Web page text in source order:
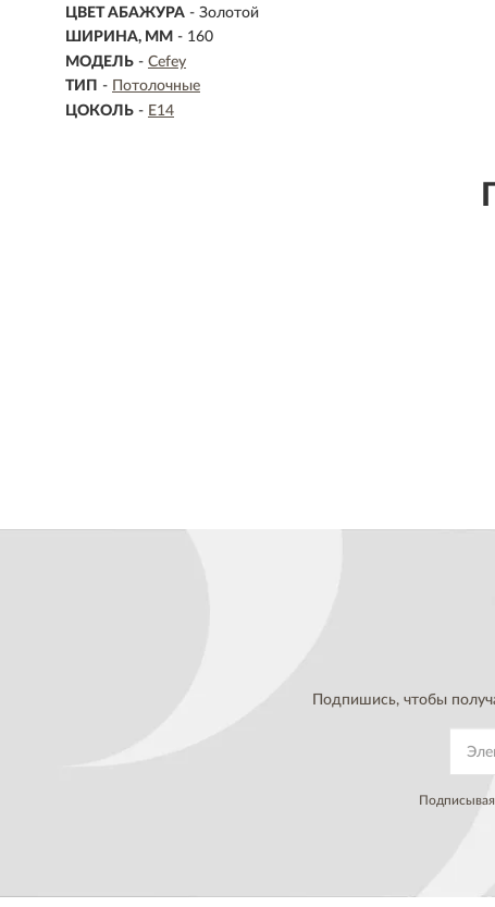
ЦВЕТ АБАЖУРА - Золотой
ШИРИНА, ММ - 160
МОДЕЛЬ - Cefey
ТИП -
Потолочные
ЦОКОЛЬ - E14
Подпишись, чтобы